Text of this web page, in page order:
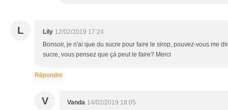
L Lily 12/02/2019 17:24
Bonsoir, je n'ai que du sucre pour faire le sirop, pouvez-vous me
sucre, vous pensez que çà peut le faire? Merci
Répondre
V Vanda 14/02/2019 18:05